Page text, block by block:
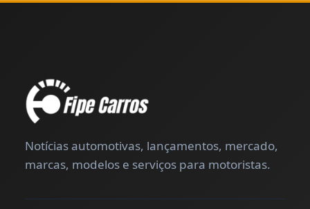
Notícias automotivas, lançamentos, mercado,
marcas, modelos e serviços para motoristas.